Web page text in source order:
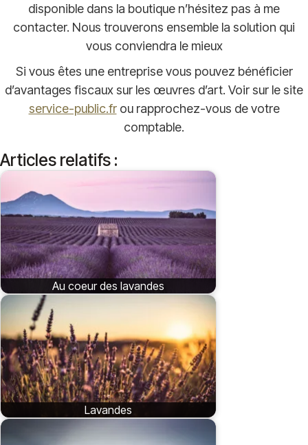
disponible dans la boutique n’hésitez pas à me
contacter. Nous trouverons ensemble la solution qui
vous conviendra le mieux
Si vous êtes une entreprise vous pouvez bénéficier
d’avantages fiscaux sur les œuvres d’art. Voir sur le site
service-public.frou rapprochez-vous de votre
comptable.
Articles relatifs :
Au coeur des lavandes
Lavandes